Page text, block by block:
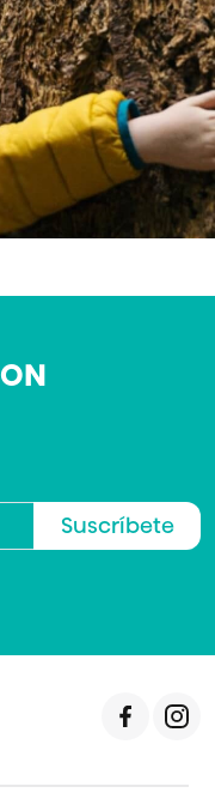
Suscríbete